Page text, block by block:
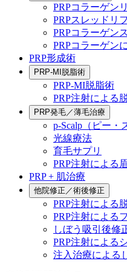
PRPコラーゲン
PRPスレッドリ
PRPコラーゲン
PRPコラーゲン
PRP形成術
PRP-MI脱脂術
PRP-MI脱脂術
PRP注射による
PRP発毛／薄毛治療
p-Scalp（ピー・
光線療法
育毛サプリ
PRP注射による
PRP + 肌治療
他院修正／術後修正
PRP注射による
PRP注射による
しぼう吸引後修
PRP注射による
注入治療による